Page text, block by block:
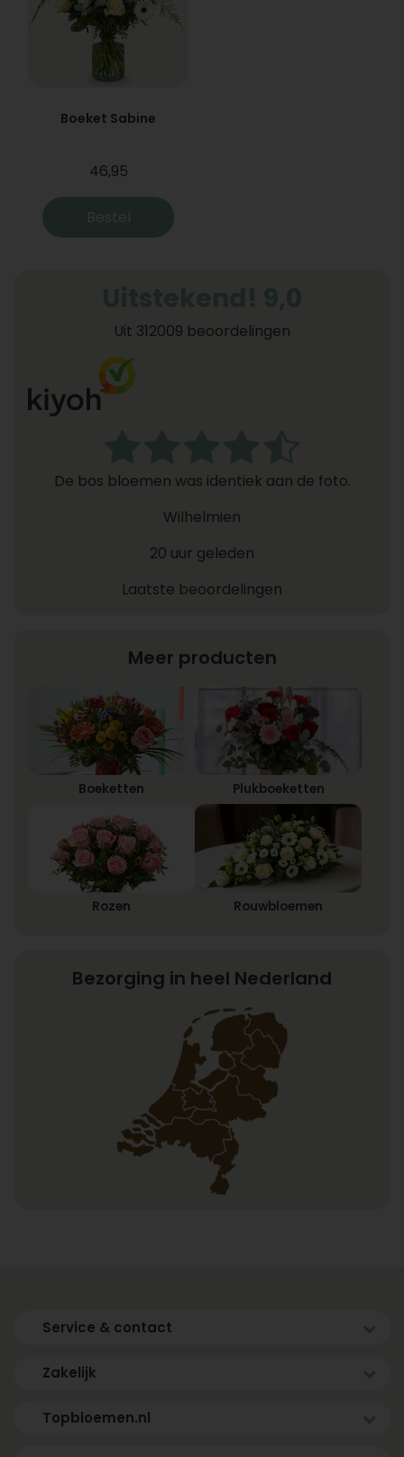
Boeket Sabine
46,95
Bestel
Uit 312009 beoordelingen
De bos bloemen was identiek aan de foto.
Wilhelmien
20 uur geleden
Laatste beoordelingen
Meer producten
Boeketten Plukboeketten
Rozen Rouwbloemen
Bezorging in heel Nederland
Service & contact
Zakelijk
Topbloemen.nl